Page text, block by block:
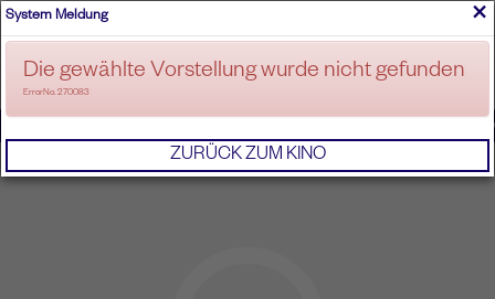
ANMELDEN
×
System Meldung
Die gewählte Vorstellung wurde nicht gefunden
ErrorNo. 270083
ZURÜCK ZUM KINO